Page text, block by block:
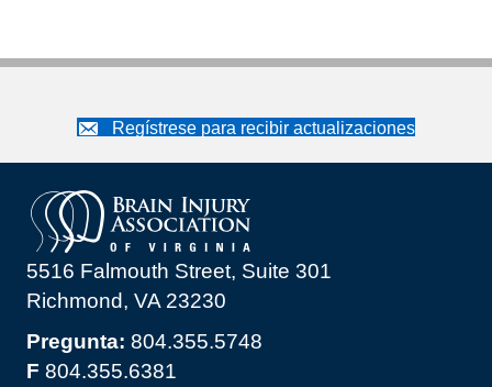
Regístrese para recibir actualizaciones
5516 Falmouth Street, Suite 301
Richmond, VA 23230
Pregunta: 804.355.5748
F 804.355.6381